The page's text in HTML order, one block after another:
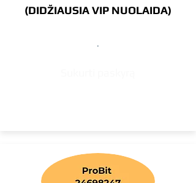
(DIDŽIAUSIA VIP NUOLAIDA)
.